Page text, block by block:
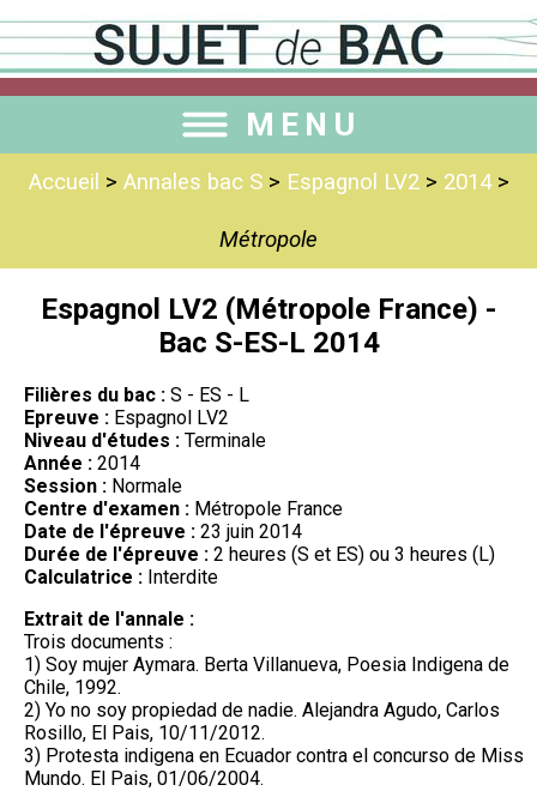
MENU
Accueil > Annales bac S> Espagnol LV2> 2014>
Métropole
Espagnol LV2 (Métropole France) -
Bac S-ES-L 2014
Filières du bac : S - ES - L
Epreuve : Espagnol LV2
Niveau d'études : Terminale
Année : 2014
Session : Normale
Centre d'examen : Métropole France
Date de l'épreuve : 23 juin 2014
Durée de l'épreuve : 2 heures (S et ES) ou 3 heures (L)
Calculatrice : Interdite
Extrait de l'annale :
Trois documents :
1) Soy mujer Aymara. Berta Villanueva, Poesia Indigena de
Chile, 1992.
2) Yo no soy propiedad de nadie. Alejandra Agudo, Carlos
Rosillo, El Pais, 10/11/2012.
3) Protesta indigena en Ecuador contra el concurso de Miss
Mundo. El Pais, 01/06/2004.